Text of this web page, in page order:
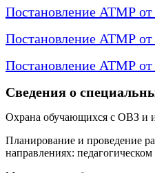
Постановление АТМР
Постановление АТМР
Постановление АТМР
Сведения о
Охрана обучающихся с ОВЗ и
Планирование и проведение
направлениях: